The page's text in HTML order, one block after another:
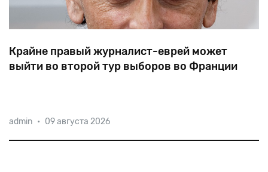
Крайне правый журналист-еврей может
выйти во второй тур выборов во Франции
придерживающийся крайне правых взглядов
журналист Эрик Земмур получил бы 17-18% голосов
admin • 09 августа 2026